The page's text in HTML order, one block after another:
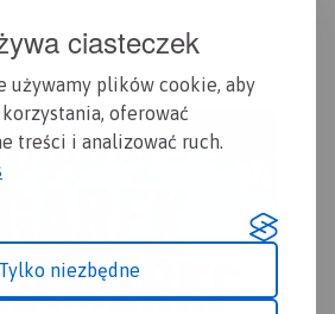
ciasteczek
używamy plików cookie, aby
oferować
treści i analizować ruch.
Tylko niezbędne
Krzanowice, Krzyżanowice.
miejsca zaznaczono żółtą
ramką. Podano aktualne
przebiegi szlaków pieszych,